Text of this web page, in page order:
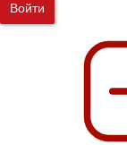
Войти